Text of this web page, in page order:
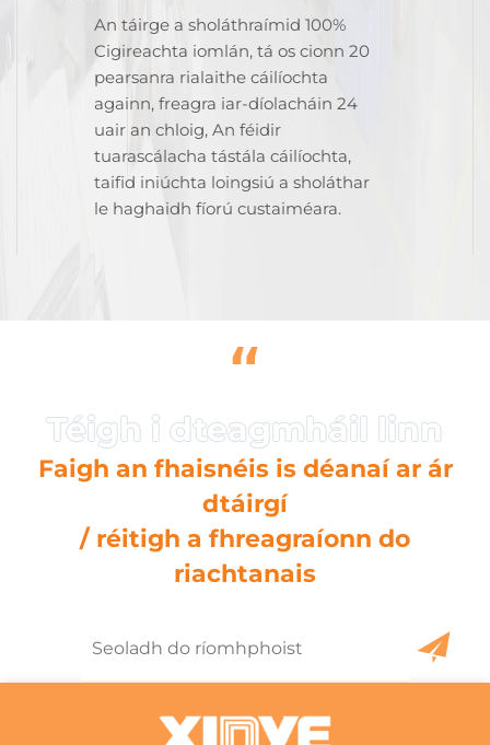
An táirge a sholáthraímid 100%
Cigireachta iomlán, tá os cionn 20
pearsanra rialaithe cáilíochta
againn, freagra iar-díolacháin 24
uair an chloig, An féidir
tuarascálacha tástála cáilíochta,
taifid iniúchta loingsiú a sholáthar
le haghaidh fíorú custaiméara.
“
Faigh an fhaisnéis is déanaí ar ár
dtáirgí
/ réitigh a fhreagraíonn do
riachtanais